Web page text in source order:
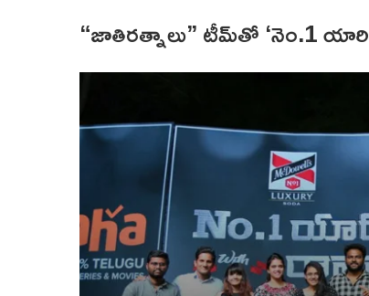
“జాతిరత్నాలు” టీమ్‌తో ‘నెం.1 యారి